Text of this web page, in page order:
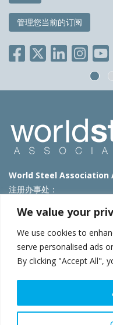
We value your
We use cookies to
serve personalised ads
By clicking "Accept All",
管理您当前的订阅
World Steel Association
注册办事处：
T: +32 2 702 89 00 – E:
北京市朝阳区霄云路40号
E:china@worldsteel.org
使用
|网站地图|VAT